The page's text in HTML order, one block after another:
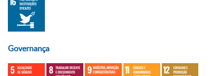
Governança